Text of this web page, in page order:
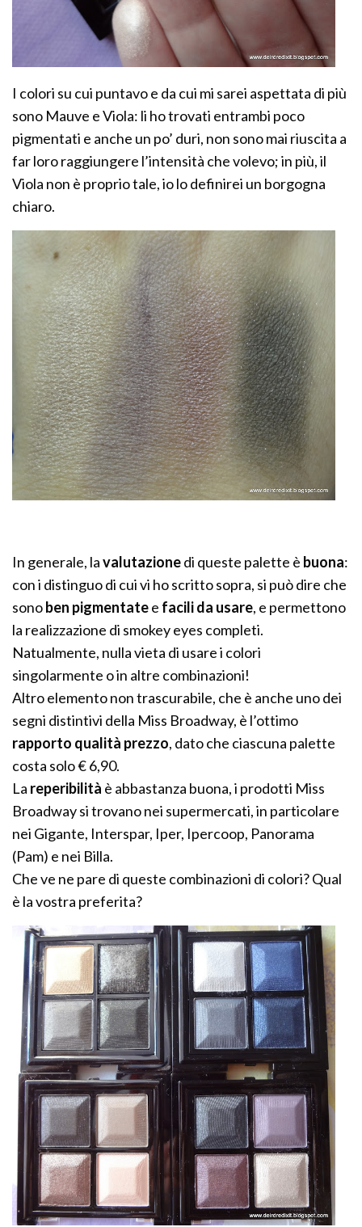
I colori su cui puntavo e da cui mi sarei aspettata di più
sono Mauve e Viola: li ho trovati entrambi poco
pigmentati e anche un po’ duri, non sono mai riuscita a
far loro raggiungere l’intensità che volevo; in più, il
Viola non è proprio tale, io lo definirei un borgogna
chiaro.
In generale, lavalutazionedi queste palette è buona:
con i distinguo di cui vi ho scritto sopra, si può dire che
sonoben pigmentatee facili da usare, e permettono
la realizzazione di smokey eyes completi.
Natualmente, nulla vieta di usare i colori
singolarmente o in altre combinazioni!
Altro elemento non trascurabile, che è anche uno dei
segni distintivi della Miss Broadway, è l’ottimo
rapporto qualità prezzo, dato che ciascuna palette
costa solo € 6,90.
La reperibilità è abbastanza buona, i prodotti Miss
Broadway si trovano nei supermercati, in particolare
nei Gigante, Interspar, Iper, Ipercoop, Panorama
(Pam) e nei Billa.
Che ve ne pare di queste combinazioni di colori? Qual
è la vostra preferita?